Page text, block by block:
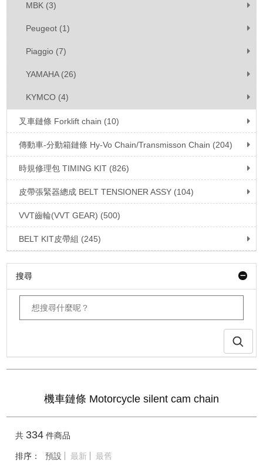
MBK (3)
Peugeot (1)
Piaggio (7)
YAMAHA (26)
KYMCO (4)
叉車鏈條 Forklift chain (10)
傳動車-分動箱鏈條 Hy-Vo Chain/Transmisson Chain (204)
時規修理包 TIMING KIT (826)
皮帶張緊器總成 BELT TENSIONER ASSY (104)
VVT齒輪(VVT GEAR) (500)
BELT KIT皮帶組 (245)
搜尋
機車鏈條 Motorcycle silent cam chain
共 334 件商品
排序： 預設 最新 最舊